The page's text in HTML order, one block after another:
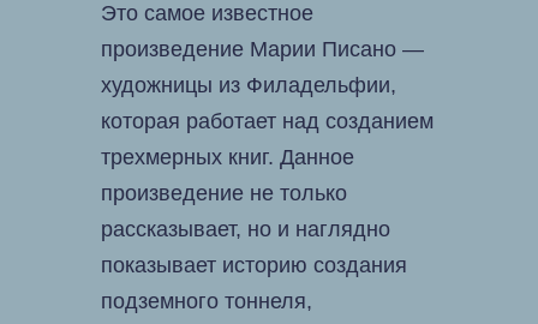
Это самое известное
произведение Марии Писано —
художницы из Филадельфии,
которая работает над созданием
трехмерных книг. Данное
произведение не только
рассказывает, но и наглядно
показывает историю создания
подземного тоннеля,